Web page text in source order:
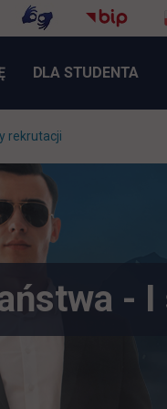
LINK OTWIERA SIĘ W
DLA STUDENTA
rekrutacji
-